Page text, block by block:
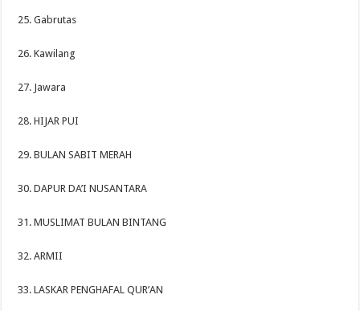
25. Gabrutas
26. Kawilang
27. Jawara
28. HIJAR PUI
29. BULAN SABIT MERAH
30. DAPUR DA’I NUSANTARA
31. MUSLIMAT BULAN BINTANG
32. ARMII
33. LASKAR PENGHAFAL QUR’AN